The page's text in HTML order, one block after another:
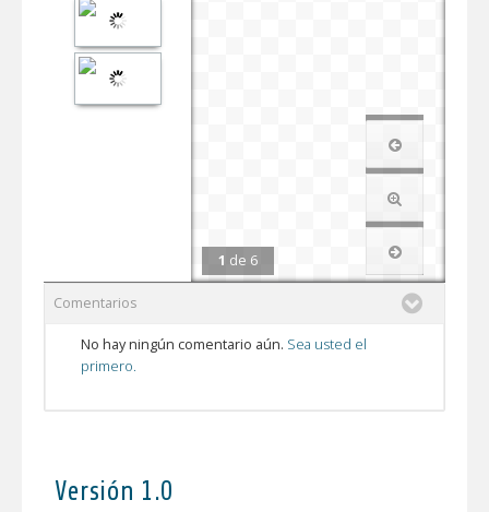
1 de 6
Comentarios
No hay ningún comentario aún. Sea usted el
primero.
Versión 1.0